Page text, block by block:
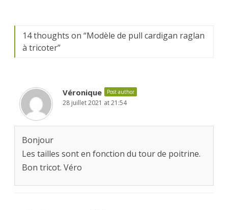
14 thoughts on “Modèle de pull cardigan raglan
à tricoter”
Véronique Post author
28 juillet 2021 at 21:54
Bonjour
Les tailles sont en fonction du tour de poitrine.
Bon tricot. Véro